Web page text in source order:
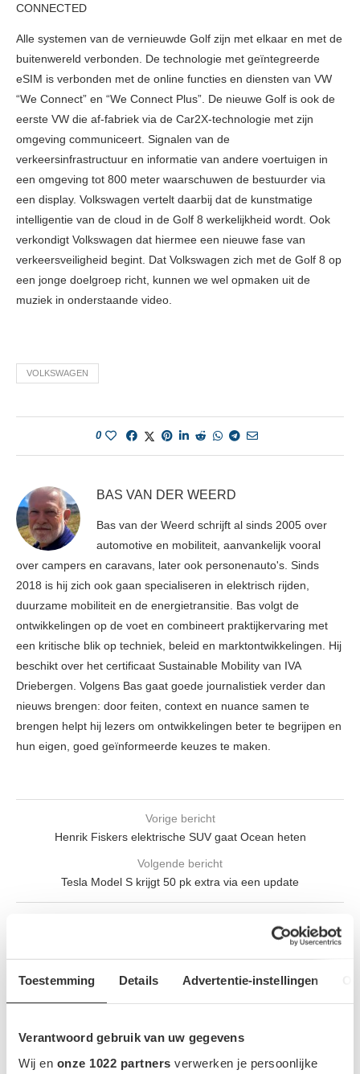
Toestemming Details Advertentie-instellingen
Verantwoord gebruik van uw gegevens
Wij en onze 1022 partners verwerken je persoonlijke
CONNECTED
Alle systemen van de vernieuwde Golf zijn met elkaar en met de
buitenwereld verbonden. De technologie met geïntegreerde
eSIM is verbonden met de online functies en diensten van VW
“We Connect” en “We Connect Plus”. De nieuwe Golf is ook de
eerste VW die af-fabriek via de Car2X-technologie met zijn
omgeving communiceert. Signalen van de
verkeersinfrastructuur en informatie van andere voertuigen in
een omgeving tot 800 meter waarschuwen de bestuurder via
een display. Volkswagen vertelt daarbij dat de kunstmatige
intelligentie van de cloud in de Golf 8 werkelijkheid wordt. Ook
verkondigt Volkswagen dat hiermee een nieuwe fase van
verkeersveiligheid begint. Dat Volkswagen zich met de Golf 8 op
een jonge doelgroep richt, kunnen we wel opmaken uit de
muziek in onderstaande video.
VOLKSWAGEN
0
BAS VAN DER WEERD
Bas van der Weerd schrijft al sinds 2005 over
automotive en mobiliteit, aanvankelijk vooral
over campers en caravans, later ook personenauto's. Sinds
2018 is hij zich ook gaan specialiseren in elektrisch rijden,
duurzame mobiliteit en de energietransitie. Bas volgt de
ontwikkelingen op de voet en combineert praktijkervaring met
een kritische blik op techniek, beleid en marktontwikkelingen. Hij
beschikt over het certificaat Sustainable Mobility van IVA
Driebergen. Volgens Bas gaat goede journalistiek verder dan
nieuws brengen: door feiten, context en nuance samen te
brengen helpt hij lezers om ontwikkelingen beter te begrijpen en
hun eigen, goed geïnformeerde keuzes te maken.
Vorige bericht
Henrik Fiskers elektrische SUV gaat Ocean heten
Volgende bericht
Tesla Model S krijgt 50 pk extra via een update
GERELATEERDE BERICHTEN